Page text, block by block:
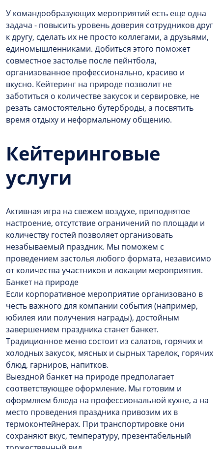
У командообразующих мероприятий есть еще одна
задача - повысить уровень доверия сотрудников друг
к другу, сделать их не просто коллегами, а друзьями,
единомышленниками. Добиться этого поможет
совместное застолье после пейнтбола,
организованное профессионально, красиво и
вкусно. Кейтеринг на природе позволит не
заботиться о количестве закусок и сервировке, не
резать самостоятельно бутерброды, а посвятить
время отдыху и неформальному общению.
Кейтеринговые
услуги
Активная игра на свежем воздухе, приподнятое
настроение, отсутствие ограничений по площади и
количеству гостей позволяет организовать
незабываемый праздник. Мы поможем с
проведением застолья любого формата, независимо
от количества участников и локации мероприятия.
Банкет на природе
Если корпоративное мероприятие организовано в
честь важного для компании события (например,
юбилея или получения награды), достойным
завершением праздника станет банкет.
Традиционное меню состоит из салатов, горячих и
холодных закусок, мясных и сырных тарелок, горячих
блюд, гарниров, напитков.
Выездной банкет на природе предполагает
соответствующее оформление. Мы готовим и
оформляем блюда на профессиональной кухне, а на
место проведения праздника привозим их в
термоконтейнерах. При транспортировке они
сохраняют вкус, температуру, презентабельный